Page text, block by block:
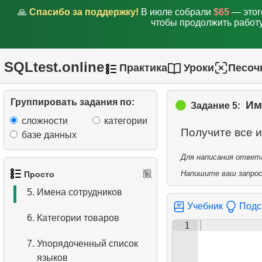
🙏 Спасибо за поддержку! В июле собрали $65 —
чтобы продолжить
SQLtest.online Практика Уроки
Группировать задания по:
сложности
категории
базе данных
Просто
1.Получить список актёров
Список языков
3.Имена актёров
5. Имена сотрудников
6. Категории товаров
7. Упорядоченный список
языков
Задание 5:
Получите все
Для написания
Напишите ваш
Учебник
1